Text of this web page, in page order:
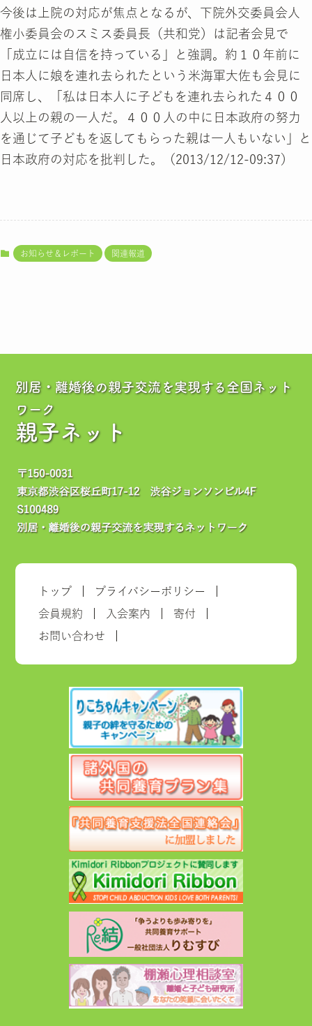
今後は上院の対応が焦点となるが、下院外交委員会人
権小委員会のスミス委員長（共和党）は記者会見で
「成立には自信を持っている」と強調。約１０年前に
日本人に娘を連れ去られたという米海軍大佐も会見に
同席し、「私は日本人に子どもを連れ去られた４００
人以上の親の一人だ。４００人の中に日本政府の努力
を通じて子どもを返してもらった親は一人もいない」と
日本政府の対応を批判した。（2013/12/12-09:37）
お知らせ＆レポート 関連報道
別居・離婚後の親子交流を実現する全国ネット
ワーク
親子ネット
トップ プライバシーポリシー
会員規約 入会案内 寄付
お問い合わせ